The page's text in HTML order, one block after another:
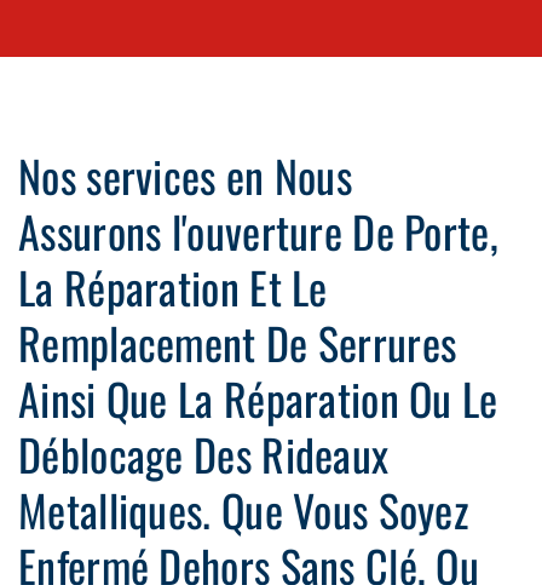
Nos services en Nous
Assurons l'ouverture De Porte,
La Réparation Et Le
Remplacement De Serrures
Ainsi Que La Réparation Ou Le
Déblocage Des Rideaux
Metalliques. Que Vous Soyez
Enfermé Dehors Sans Clé, Ou